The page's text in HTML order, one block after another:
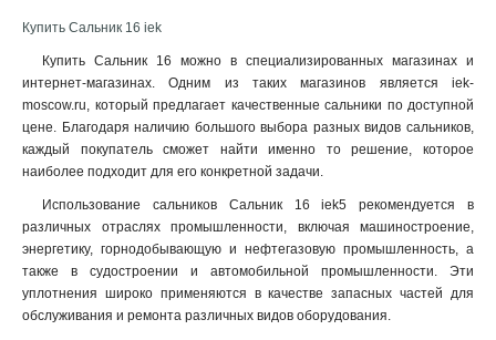
Купить Сальник 16 iek
Купить Сальник 16 можно в специализированных магазинах и
интернет-магазинах. Одним из таких магазинов является iek-
moscow.ru, который предлагает качественные сальники по доступной
цене. Благодаря наличию большого выбора разных видов сальников,
каждый покупатель сможет найти именно то решение, которое
наиболее подходит для его конкретной задачи.
Использование сальников Сальник 16 iek5 рекомендуется в
различных отраслях промышленности, включая машиностроение,
энергетику, горнодобывающую и нефтегазовую промышленность, а
также в судостроении и автомобильной промышленности. Эти
уплотнения широко применяются в качестве запасных частей для
обслуживания и ремонта различных видов оборудования.